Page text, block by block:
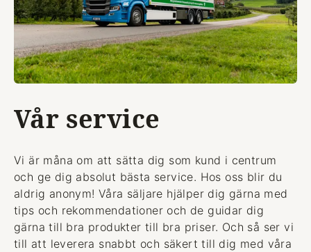
Vår service
Vi är måna om att sätta dig som kund i centrum
och ge dig absolut bästa service. Hos oss blir du
aldrig anonym! Våra säljare hjälper dig gärna med
tips och rekommendationer och de guidar dig
gärna till bra produkter till bra priser. Och så ser vi
till att leverera snabbt och säkert till dig med våra